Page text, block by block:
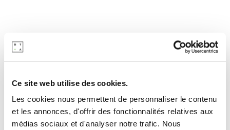
Ce site web utilise des cookies.
Les cookies nous permettent de personnaliser le contenu
et les annonces, d'offrir des fonctionnalités relatives aux
médias sociaux et d'analyser notre trafic. Nous